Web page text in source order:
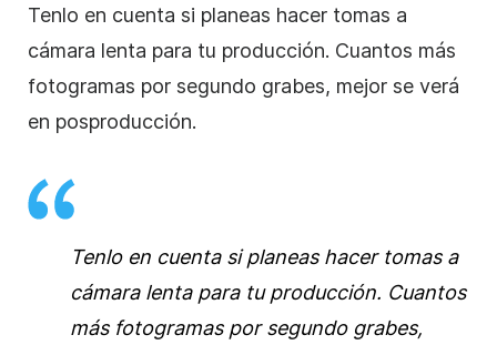
Tenlo en cuenta si planeas hacer tomas a
cámara lenta para tu producción. Cuantos más
fotogramas por segundo grabes, mejor se verá
en posproducción.
Tenlo en cuenta si planeas hacer tomas a
cámara lenta para tu producción. Cuantos
más fotogramas por segundo grabes,